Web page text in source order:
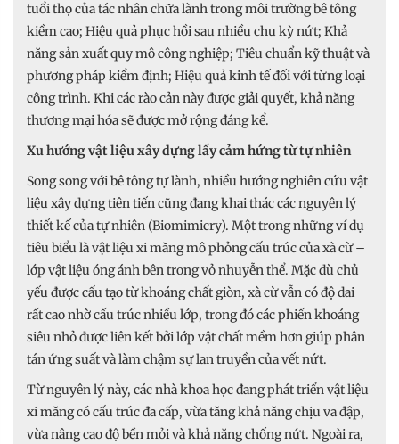
tuổi thọ của tác nhân chữa lành trong môi trường bê tông
kiềm cao; Hiệu quả phục hồi sau nhiều chu kỳ nứt; Khả
năng sản xuất quy mô công nghiệp; Tiêu chuẩn kỹ thuật và
phương pháp kiểm định; Hiệu quả kinh tế đối với từng loại
công trình. Khi các rào cản này được giải quyết, khả năng
thương mại hóa sẽ được mở rộng đáng kể.
Xu hướng vật liệu xây dựng lấy cảm hứng từ tự nhiên
Song song với bê tông tự lành, nhiều hướng nghiên cứu vật
liệu xây dựng tiên tiến cũng đang khai thác các nguyên lý
thiết kế của tự nhiên (Biomimicry). Một trong những ví dụ
tiêu biểu là vật liệu xi măng mô phỏng cấu trúc của xà cừ –
lớp vật liệu óng ánh bên trong vỏ nhuyễn thể. Mặc dù chủ
yếu được cấu tạo từ khoáng chất giòn, xà cừ vẫn có độ dai
rất cao nhờ cấu trúc nhiều lớp, trong đó các phiến khoáng
siêu nhỏ được liên kết bởi lớp vật chất mềm hơn giúp phân
tán ứng suất và làm chậm sự lan truyền của vết nứt.
Từ nguyên lý này, các nhà khoa học đang phát triển vật liệu
xi măng có cấu trúc đa cấp, vừa tăng khả năng chịu va đập,
vừa nâng cao độ bền mỏi và khả năng chống nứt. Ngoài ra,